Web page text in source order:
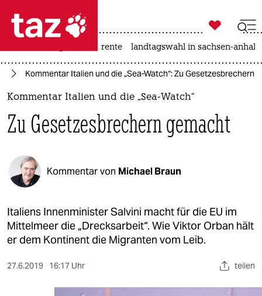
 taz zahl ich
taz zahl ich
politik
öko
gesellschaft
kultur
sport
berlin

taz zahl ich
rente landtagswahl in sachsen-anhalt
Kommentar Italien und die „Sea-Watch“: Zu Gesetzesbrechern
Kommentar Italien und die „Sea-Watch“
Zu Gesetzesbrechern gemacht
Kommentar von Michael Braun
Italiens Innenminister Salvini macht für die EU im
Mittelmeer die „Drecksarbeit“. Wie Viktor Orban hält
er dem Kontinent die Migranten vom Leib.
27.6.2019 16:17 Uhr teilen